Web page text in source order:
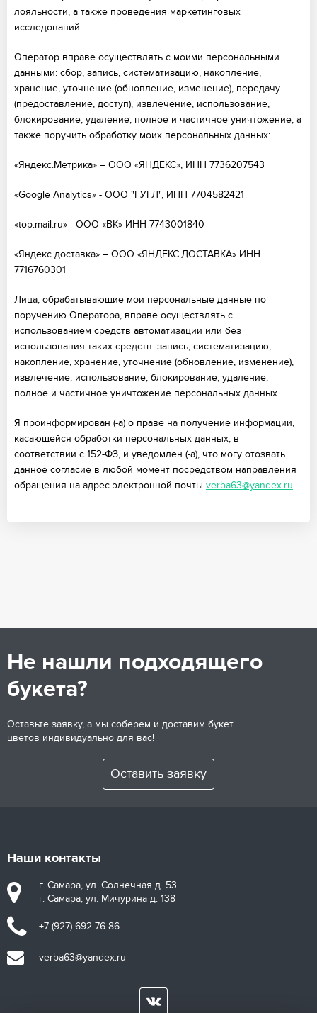
лояльности, а также проведения маркетинговых
исследований.
Оператор вправе осуществлять с моими персональными
данными: сбор, запись, систематизацию, накопление,
хранение, уточнение (обновление, изменение), передачу
(предоставление, доступ), извлечение, использование,
блокирование, удаление, полное и частичное уничтожение, а
также поручить обработку моих персональных данных:
«Яндекс.Метрика» – ООО «ЯНДЕКС», ИНН 7736207543
«Google Analytics» - ООО "ГУГЛ", ИНН 7704582421
«top.mail.ru» - ООО «ВК» ИНН 7743001840
«Яндекс доставка» – ООО «ЯНДЕКС.ДОСТАВКА» ИНН
7716760301
Лица, обрабатывающие мои персональные данные по
поручению Оператора, вправе осуществлять с
использованием средств автоматизации или без
использования таких средств: запись, систематизацию,
накопление, хранение, уточнение (обновление, изменение),
извлечение, использование, блокирование, удаление,
полное и частичное уничтожение персональных данных.
Я проинформирован (-а) о праве на получение информации,
касающейся обработки персональных данных, в
соответствии с 152-ФЗ, и уведомлен (-а), что могу отозвать
данное согласие в любой момент посредством направления
обращения на адрес электронной почты verba63@yandex.ru
Не нашли подходящего
букета?
Оставьте заявку, а мы соберем и доставим букет
цветов индивидуально для вас!
Оставить заявку
Наши контакты
г. Самара, ул. Солнечная д. 53
г. Самара, ул. Мичурина д. 138
+7 (927) 692-76-86
verba63@yandex.ru